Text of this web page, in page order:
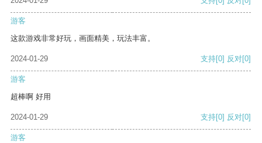
游客
这款游戏非常好玩，画面精美，玩法丰富。
2024-01-29 支持[0] 反对[0]
游客
超棒啊 好用
2024-01-29 支持[0] 反对[0]
游客